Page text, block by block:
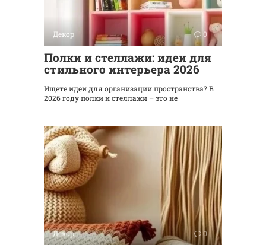
Декор 0
Полки и стеллажи: идеи для
стильного интерьера 2026
Ищете идеи для организации пространства? В
2026 году полки и стеллажи – это не
Декор 0